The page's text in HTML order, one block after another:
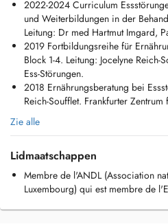
Je souhaite à toute personne une
avec la nourriture, libre
diététique que je propose se
relation du patient avec son
Mon travail couvre principalement:
- l'accompagnement du patient vers
habitudes alimentaires adaptées à
surpoids, prédiabète et diabète type II,
- l'accompagnement du patient en
adapter/changer son régime
flexitarien, régime méditerranéen,
-la gestion des habitudes alimentaires
2022-2024 Curriculum
und Weiterbildungen in der
Leitung: Dr med Hartmut Imgard,
2019 Fortbildungsreihe für
Block 1-4. Leitung: Jocelyne
Ess-Störungen.
2018 Ernährungsberatung bei
Reich-Soufflet. Frankfurter Zentrum
Zie alle
Lidmaatschappen
Membre de l'ANDL (Association
Luxembourg) qui est membre de